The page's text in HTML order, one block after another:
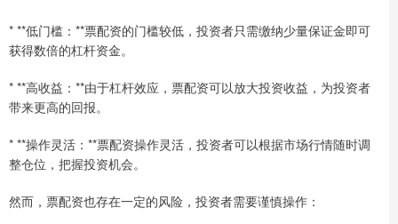
* **低门槛：**票配资的门槛较低，投资者只需缴纳少量保证金即可
获得数倍的杠杆资金。
* **高收益：**由于杠杆效应，票配资可以放大投资收益，为投资者
带来更高的回报。
* **操作灵活：**票配资操作灵活，投资者可以根据市场行情随时调
整仓位，把握投资机会。
然而，票配资也存在一定的风险，投资者需要谨慎操作：